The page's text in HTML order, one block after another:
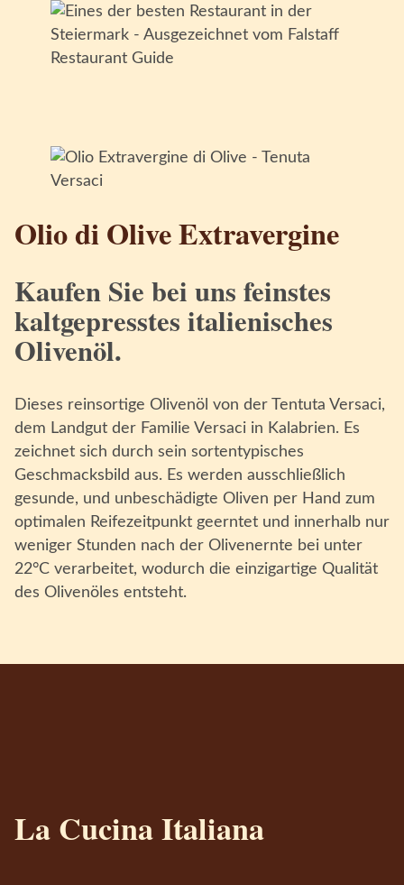
Olio di Olive Extravergine
Kaufen Sie bei uns feinstes
kaltgepresstes italienisches
Olivenöl.
Dieses reinsortige Olivenöl von der Tentuta Versaci,
dem Landgut der Familie Versaci in Kalabrien. Es
zeichnet sich durch sein sortentypisches
Geschmacksbild aus. Es werden ausschließlich
gesunde, und unbeschädigte Oliven per Hand zum
optimalen Reifezeitpunkt geerntet und innerhalb nur
weniger Stunden nach der Olivenernte bei unter
22°C verarbeitet, wodurch die einzigartige Qualität
des Olivenöles entsteht.
La Cucina Italiana